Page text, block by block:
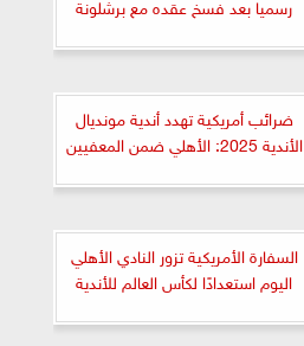
ضرائب أمريكية تهدد أندية مونديال
الأندية 2025: الأهلي ضمن المعفيين
السفارة الأمريكية تزور النادي الأهلي
اليوم استعدادًا لكأس العالم للأندية